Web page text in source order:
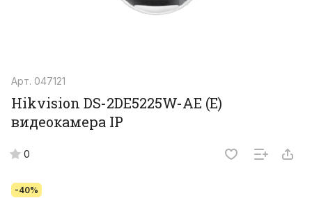
Арт. 047121
Hikvision DS-2DE5225W-AE (E)
видеокамера IP
0
-40%